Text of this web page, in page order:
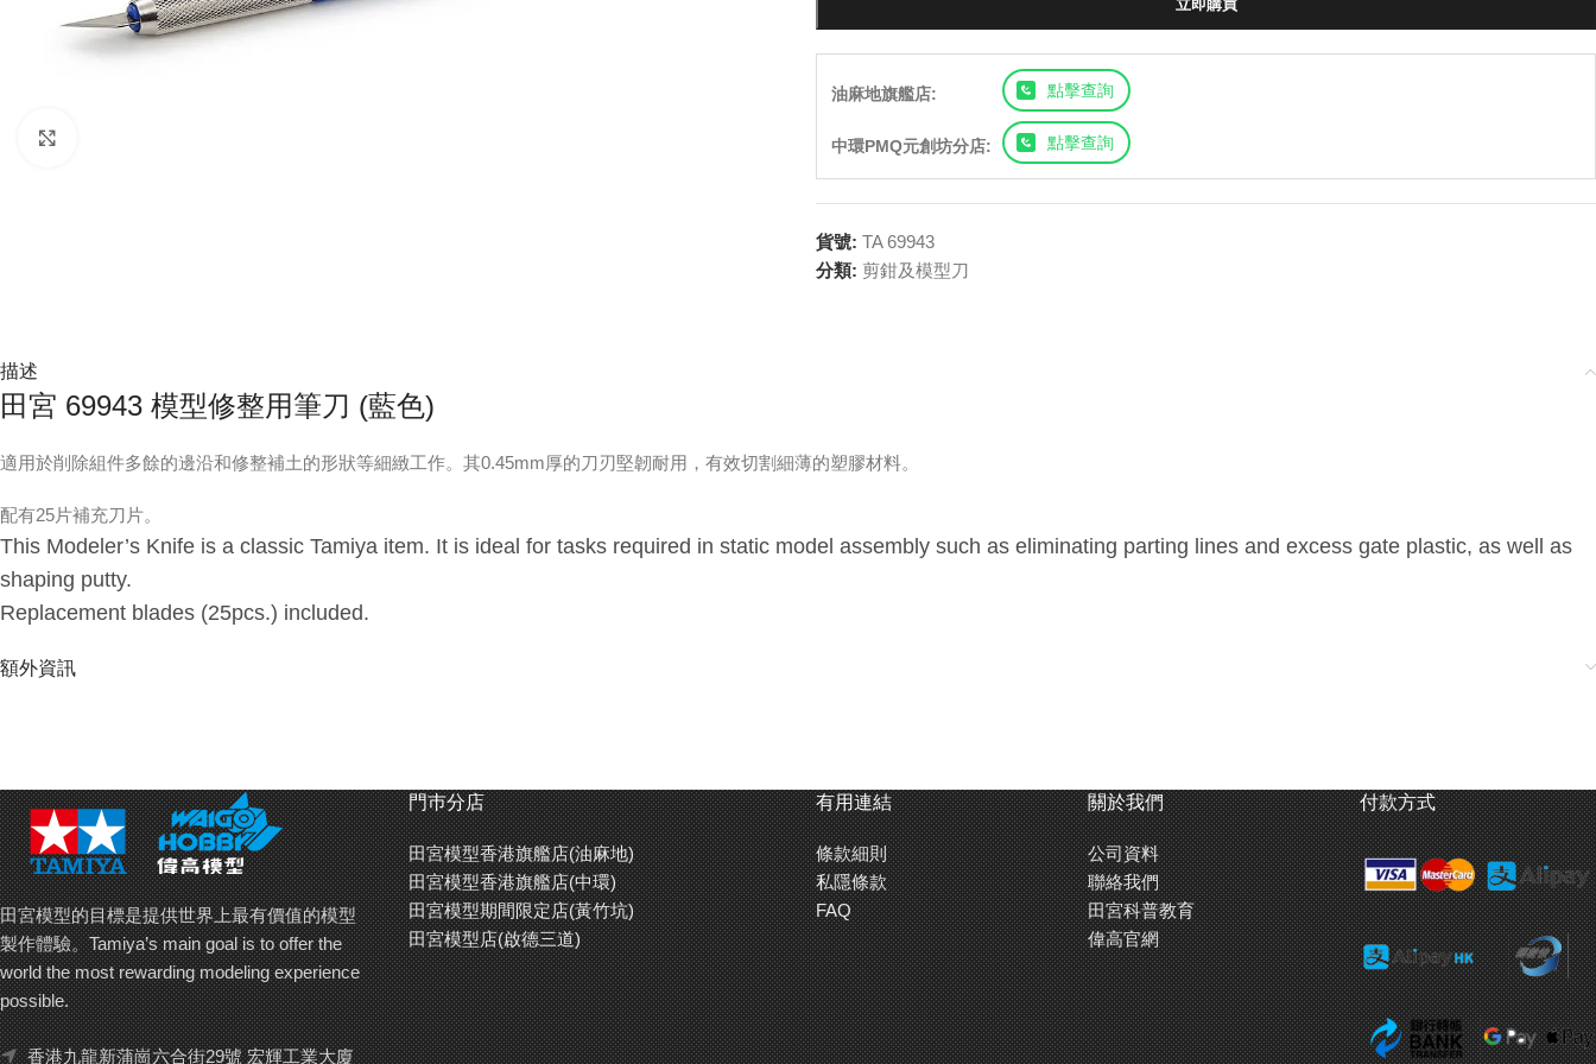
立即購買
油麻地旗艦店: 點擊查詢
中環PMQ元創坊分店: 點擊查詢
貨號: TA 69943
分類: 剪鉗及模型刀
描述
田宮 69943 模型修整用筆刀 (藍色)
適用於削除組件多餘的邊沿和修整補土的形狀等細緻工作。其0.45mm厚的刀刃堅韌耐用，有效切割細薄的塑膠材料。
配有25片補充刀片。
This Modeler’s Knife is a classic Tamiya item. It is ideal for tasks required in static model assembly such as eliminating parting lines and excess gate plastic, as well as
shaping putty.
Replacement blades (25pcs.) included.
額外資訊
田宮模型的目標是提供世界上最有價值的模型
製作體驗。Tamiya’s main goal is to offer the
world the most rewarding modeling experience
possible.
香港九龍新蒲崗六合街29號 宏輝工業大廈
門巿分店
田宮模型香港旗艦店(油麻地)
田宮模型香港旗艦店(中環)
田宮模型期間限定店(黃竹坑)
田宮模型店(啟德三道)
有用連結
條款細則
私隱條款
FAQ
關於我們
公司資料
聯絡我們
田宮科普教育
偉高官網
付款方式